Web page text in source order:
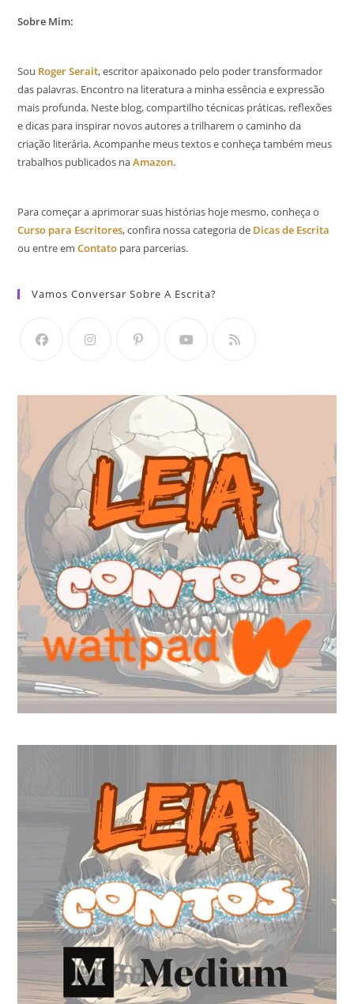
Sobre Mim:
Sou Roger Serait, escritor apaixonado pelo poder transformador
das palavras. Encontro na literatura a minha essência e expressão
mais profunda. Neste blog, compartilho técnicas práticas, reflexões
e dicas para inspirar novos autores a trilharem o caminho da
criação literária. Acompanhe meus textos e conheça também meus
trabalhos publicados naAmazon.
Para começar a aprimorar suas histórias hoje mesmo, conheça o
Curso para Escritores, confira nossa categoria de Dicas de Escrita
ou entre emContato para parcerias.
Vamos Conversar Sobre A Escrita?